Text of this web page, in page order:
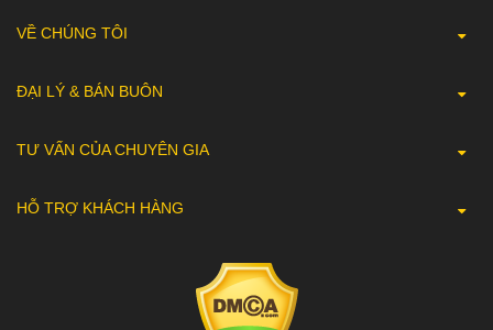
VỀ CHÚNG TÔI
ĐẠI LÝ & BÁN BUÔN
TƯ VẤN CỦA CHUYÊN GIA
HỖ TRỢ KHÁCH HÀNG